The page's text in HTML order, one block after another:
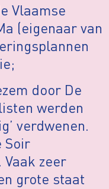
Vlaamse
(eigenaar van
door De
werden
verdwenen.
Soir
zeer
grote staat